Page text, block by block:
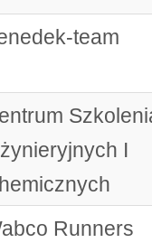
team
I
Runners